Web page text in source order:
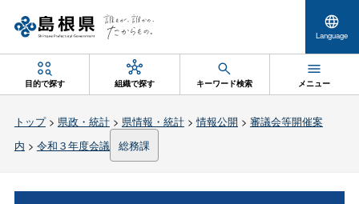
Language
目的で探す 組織で探す キーワード検索 メニュー
トップ> 県政・統計> 県情報・統計>情報公開 > 審議会等開催案
内 > 令和３年度会議 総務課